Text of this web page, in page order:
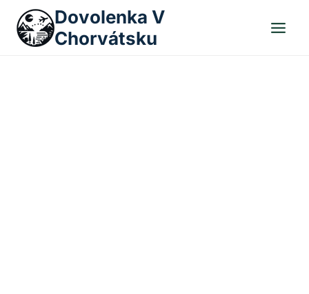
content
Dovolenka V
Chorvátsku